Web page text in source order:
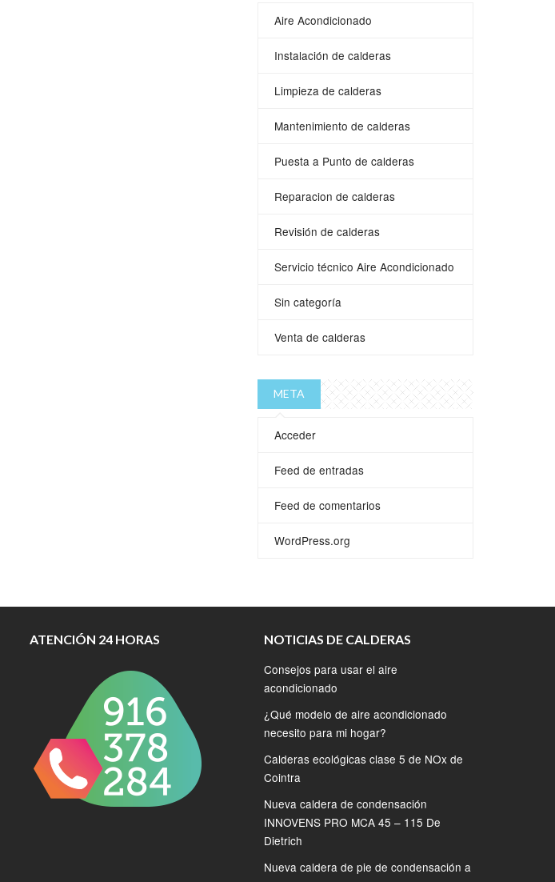
Aire Acondicionado
Instalación de calderas
Limpieza de calderas
Mantenimiento de calderas
Puesta a Punto de calderas
Reparacion de calderas
Revisión de calderas
Servicio técnico Aire Acondicionado
Sin categoría
Venta de calderas
META
Acceder
Feed de entradas
Feed de comentarios
WordPress.org
ATENCIÓN 24 HORAS NOTICIAS DE CALDERAS
Consejos para usar el aire
acondicionado
¿Qué modelo de aire acondicionado
necesito para mi hogar?
Calderas ecológicas clase 5 de NOx de
Cointra
Nueva caldera de condensación
INNOVENS PRO MCA 45 – 115 De
Dietrich
Nueva caldera de pie de condensación a